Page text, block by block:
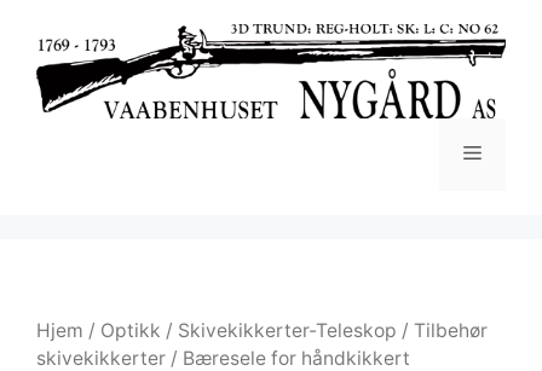
Hjem / Optikk / Skivekikkerter-Teleskop / Tilbehør
skivekikkerter / Bæresele for håndkikkert